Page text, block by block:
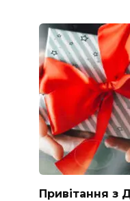
Привітання з